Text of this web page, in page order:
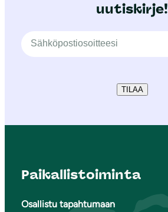
uutiskirje!
TILAA
Paikallistoiminta
Osallistu tapahtumaan